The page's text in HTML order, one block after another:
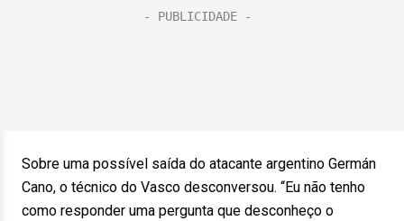
Sobre uma possível saída do atacante argentino Germán
Cano, o técnico do Vasco desconversou. “Eu não tenho
como responder uma pergunta que desconheço o